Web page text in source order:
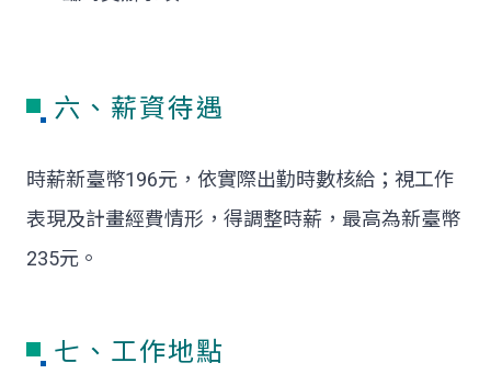
六、薪資待遇
時薪新臺幣196元，依實際出勤時數核給；視工作
表現及計畫經費情形，得調整時薪，最高為新臺幣
235元。
七、工作地點